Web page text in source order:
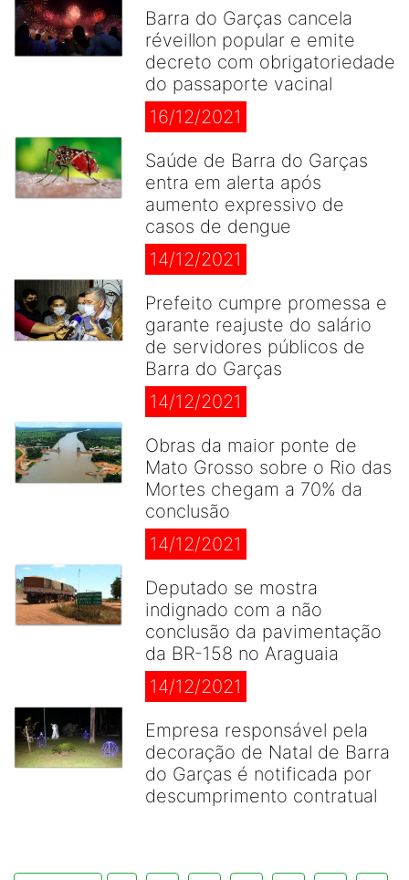
Barra do Garças cancela
réveillon popular e emite
decreto com obrigatoriedade
do passaporte vacinal
16/12/2021
Saúde de Barra do Garças
entra em alerta após
aumento expressivo de
casos de dengue
14/12/2021
Prefeito cumpre promessa e
garante reajuste do salário
de servidores públicos de
Barra do Garças
14/12/2021
Obras da maior ponte de
Mato Grosso sobre o Rio das
Mortes chegam a 70% da
conclusão
14/12/2021
Deputado se mostra
indignado com a não
conclusão da pavimentação
da BR-158 no Araguaia
14/12/2021
Empresa responsável pela
decoração de Natal de Barra
do Garças é notificada por
descumprimento contratual